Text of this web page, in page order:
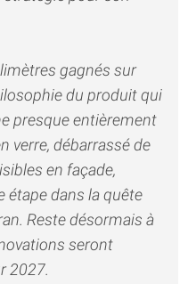
gagnés sur
du produit qui
presque entièrement
verre, débarrassé de
en façade,
étape dans la quête
Reste désormais à
seront
2027.